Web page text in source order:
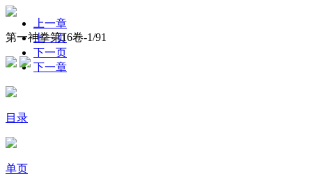
第一神拳第16卷-1/91
上一章
上一页
下一页
下一章
目录
单页